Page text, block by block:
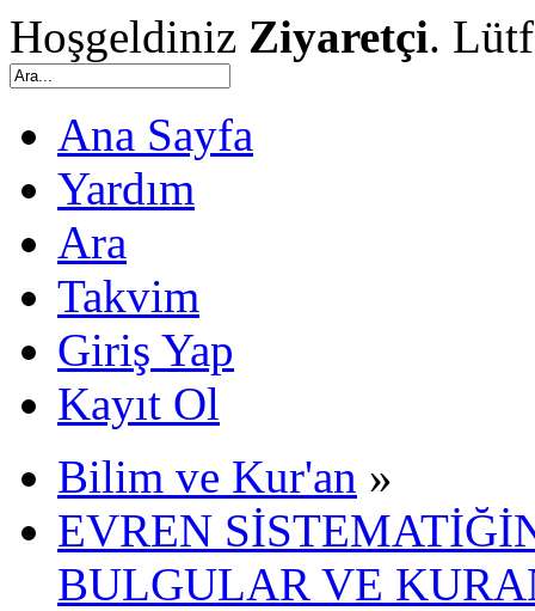
Hoşgeldiniz Ziyaretçi.
Ana Sayfa
Yardım
Ara
Takvim
Giriş Yap
Kayıt Ol
Bilim ve Kur'an »
EVREN
BULGULAR VE